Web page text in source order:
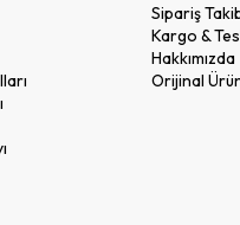
Sipariş
Kargo &
Hakkımızda
Orijinal